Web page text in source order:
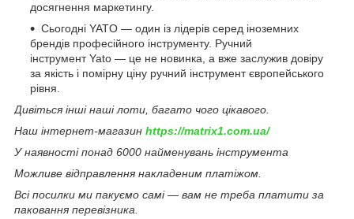
досягнення маркетингу.
Сьогодні YATO — один із лідерів серед іноземних
брендів професійного інструменту. Ручний
інструмент Yato — це не новинка, а вже заслужив довіру
за якість і помірну ціну ручний інструмент європейського
рівня.
Дивіться інші наші лоти, багато чого цікавого.
Наш інтернет-магазин https://matrix1.com.ua/
У наявності понад 6000 найменувань інструмента
Можливе відправлення накладеним платіжом.
Всі посилки ми пакуємо самі — вам не треба платити за
паковання перевізника.